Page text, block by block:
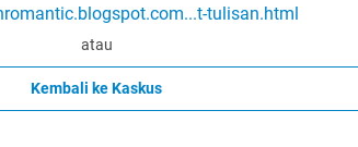
tulisan.html
atau
Kembali ke Kaskus